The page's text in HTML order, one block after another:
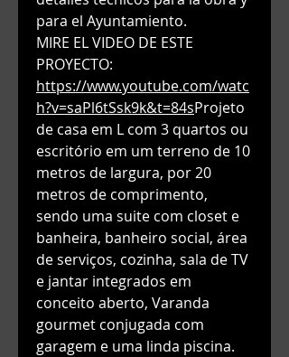
para el Ayuntamiento.
MIRE EL VIDEO DE ESTE
PROYECTO:
https://www.youtube.com/watc
h?v=saPl6tSsk9k&t=84sProjeto
de casa em L com 3 quartos ou
escritório em um terreno de 10
metros de largura, por 20
metros de comprimento,
sendo uma suite com closet e
banheira, banheiro social, área
de serviços, cozinha, sala de TV
e jantar integrados em
conceito aberto, Varanda
gourmet conjugada com
garagem e uma linda piscina.